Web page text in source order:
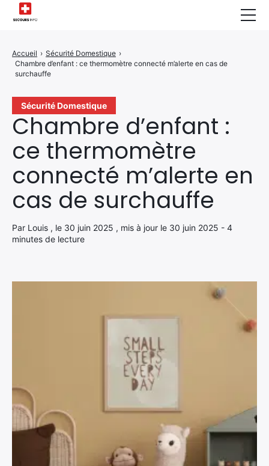
Sécurité Domestique
Chambre d’enfant :
ce thermomètre
connecté m’alerte en
cas de surchauffe
Par Louis , le 30 juin 2025 , mis à jour le 30 juin 2025 - 4
minutes de lecture
Accueil › Sécurité Domestique ›
Chambre d’enfant : ce thermomètre connecté m’alerte en cas de
surchauffe
Infos & Conseils
Actualités des Secours
Santé & Bien-être
A propos de Nous
Contactez-nous
Politique de Confidentialité